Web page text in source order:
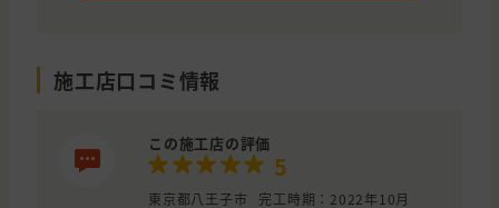
施工店口コミ情報
この施工店の評価
5
東京都八王子市
完工時期：2022年10月